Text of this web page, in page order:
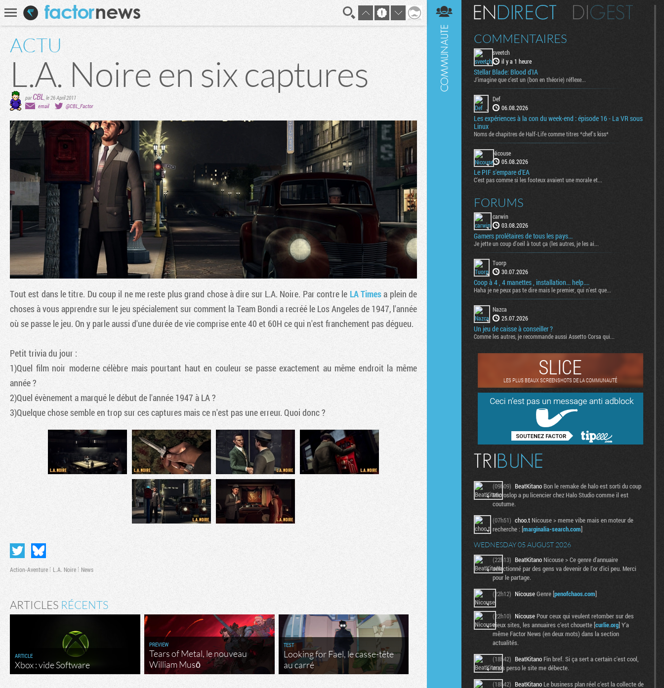
Recherche
ACTU
L.A. Noire en six captures
parCBL le 26 April 2011
email
@CBL_Factor
Tout est dans le titre. Du coup il ne me reste plus grand chose à dire sur L.A. Noire. Par contre le LA Timesa plein de
choses à vous apprendre sur le jeu spécialement sur comment la Team Bondi a recréé le Los Angeles de 1947, l'année
où se passe le jeu. On y parle aussi d'une durée de vie comprise ente 40 et 60H ce qui n'est franchement pas dégueu.
Petit trivia du jour :
1)Quel film noir moderne célèbre mais pourtant haut en couleur se passe exactement au même endroit la même
année ?
2)Quel évènement a marqué le début de l'année 1947 à LA ?
3)Quelque chose semble en trop sur ces captures mais ce n'est pas une erreur. Quoi donc ?
Action-Aventure L.A. Noire News
ARTICLES RÉCENTS
ARTICLE
Xbox : vide Software
PREVIEW
Tears of Metal, le nouveau
William Musō
TEST
Looking for Fael, le casse-tête
au carré
En direct Digest
COMMENTAIRES
sveetch
il y a 1 heure
Stellar Blade: Blood d'IA
J'imagine que c'est un (bon en théorie) réflexe...
Def
06.08.2026
Les expériences à la con du week-end : épisode 16 - La VR sous
Linux
Noms de chapitres de Half-Life comme titres *chef's kiss*
Nicouse
05.08.2026
Le PIF s'empare d'EA
C'est pas comme si les footeux avaient une morale et...
FORUMS
carwin
03.08.2026
Gamers prolétaires de tous les pays...
Je jette un coup d'oeil à tout ça (les autres, je les ai...
Tuorp
30.07.2026
Coop à 4 , 4 manettes , installation... help....
Haha je ne peux pas te dire mais le premier, qui n'est que...
Nazca
25.07.2026
Un jeu de caisse à conseiller ?
Comme les autres, je recommande aussi Assetto Corsa qui...
SLICE
LES PLUS BEAUX SCREENSHOTS DE LA COMMUNAUTÉ
Tribune
(09h09) BeatKitano Bon le remake de halo est sorti du coup
Microslop a pu licencier chez Halo Studio comme il est
coutume.
(07h51) choo.t Nicouse > meme vibe mais en moteur de
recherche : [marginalia-search.com]
WEDNESDAY 05 AUGUST 2026
(22h13) BeatKitano Nicouse > Ce genre d'annuaire
sélectionné par des gens va devenir de l'or d'ici peu. Merci
pour le partage.
(22h12) NicouseGenre [penofchaos.com]
(22h10) Nicouse Pour ceux qui veulent retomber sur des
vieux sites, les annuaires c'est chouette [curlie.org] Y'a
même Factor News (en deux mots) dans la section
actualités.
(18h42) BeatKitano Fin bref. Si ça sert a certain c'est cool,
mais perso le site me débecte.
(18h42) BeatKitano Le business plan réel c'est la collecte de